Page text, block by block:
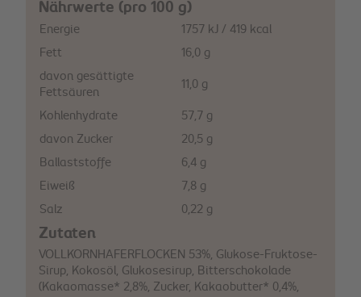
Nährwerte (pro 100 g)
Energie 1757 kJ / 419 kcal
Fett 16,0 g
davon gesättigte
Fettsäuren
11,0 g
Kohlenhydrate 57,7 g
davon Zucker 20,5 g
Ballaststoffe 6,4 g
Eiweiß 7,8 g
Salz 0,22 g
Zutaten
VOLLKORNHAFERFLOCKEN 53%, Glukose-Fruktose-
Sirup, Kokosöl, Glukosesirup, Bitterschokolade
(Kakaomasse* 2,8%, Zucker, Kakaobutter* 0,4%,